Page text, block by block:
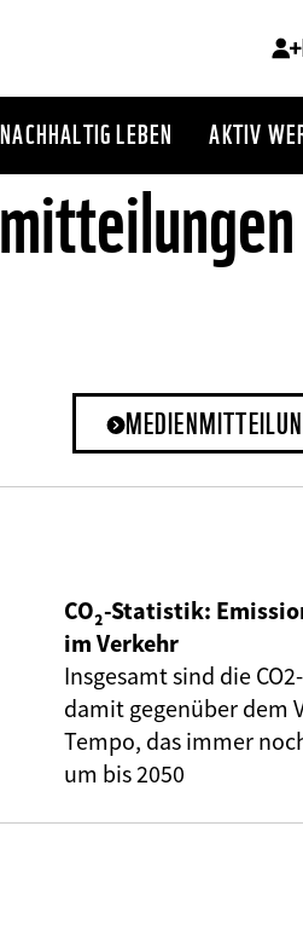
NACHHALTIG LEBEN AKTIV
CO₂-Statistik:
im Verkehr
Insgesamt sind die
damit gegenüber dem
Tempo, das immer
um bis 2050